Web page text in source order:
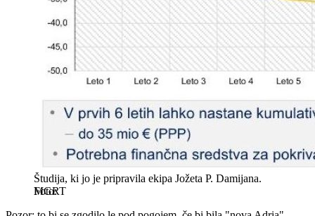
Študija, ki jo je pripravila ekipa Jožeta P. Damijana.
MGRT